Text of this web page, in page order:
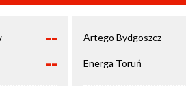
--
--
Artego Bydgoszcz
Energa Toruń